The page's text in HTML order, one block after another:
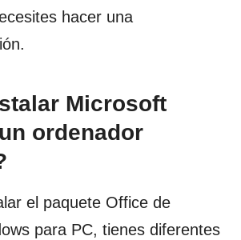
hacer una
Microsoft
ordenador
el paquete Office de
para PC, tienes diferentes